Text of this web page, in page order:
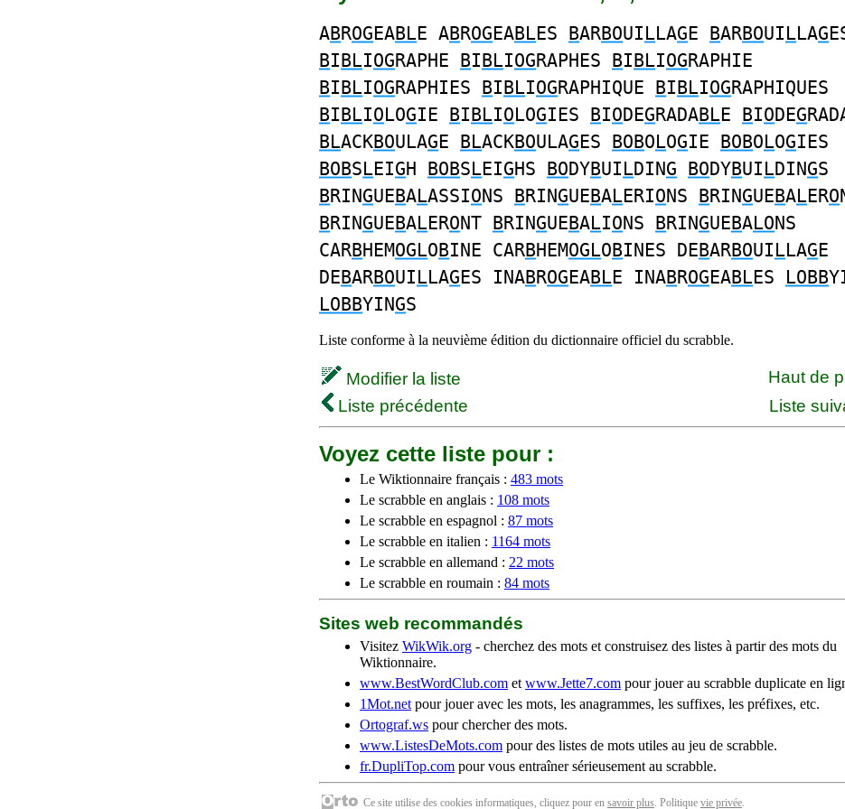
ABROGEABLE ABROGEABLES BARBOUILLAGE BARBOUILLAG
BIBLIOGRAPHE BIBLIOGRAPHES BIBLIOGRAPHIE
BIBLIOGRAPHIES BIBLIOGRAPHIQUE BIBLIOGRAPHIQUES
BIBLIOLOGIE BIBLIOLOGIES BIODEGRADABLE BIODEG
BLACKBOULAGE BLACKBOULAGES BOBOLOGIE BOBOLOGIES
BOBSLEIGH BOBSLEIGHS BODYBUILDING BODYBUILDINGS
BRINGUEBALASSIONS BRINGUEBALERIONS BRINGUEBALERO
BRINGUEBALERONT BRINGUEBALIONS BRINGUEBALONS
CARBHEMOGLOBINE CARBHEMOGLOBINES DEBARBOUILLAGE
DEBARBOUILLAGES INABROGEABLE INABROGEABLES LOBB
LOBBYINGS
Liste conforme à la neuvième édition du dictionnaire officiel du scrabble.
Modifier la liste
Haut de
Liste précédente
Liste
Voyez cette liste pour :
Le Wiktionnaire français : 483 mots
Le scrabble en anglais : 108 mots
Le scrabble en espagnol : 87 mots
Le scrabble en italien : 1164 mots
Le scrabble en allemand : 22 mots
Le scrabble en roumain : 84 mots
Sites web recommandés
Visitez WikWik.org - cherchez des mots et construisez des listes à partir des mots du
Wiktionnaire.
www.BestWordClub.com et www.Jette7.com pour jouer au scrabble duplicate en
1Mot.net pour jouer avec les mots, les anagrammes, les suffixes, les préfixes, etc.
Ortograf.ws pour chercher des mots.
www.ListesDeMots.com pour des listes de mots utiles au jeu de scrabble.
fr.DupliTop.com pour vous entraîner sérieusement au scrabble.
Ce site utilise des cookies informatiques, cliquez pour en savoir plus. Politique vie privée.